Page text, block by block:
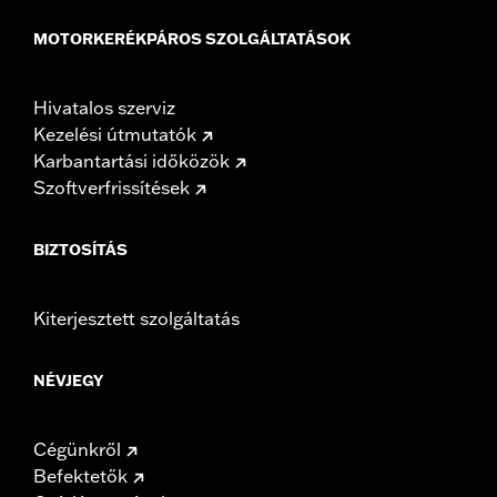
MOTORKERÉKPÁROS SZOLGÁLTATÁSOK
Hivatalos szerviz
Kezelési útmutatók
Karbantartási időközök
Szoftverfrissítések
BIZTOSÍTÁS
Kiterjesztett szolgáltatás
NÉVJEGY
Cégünkről
Befektetők